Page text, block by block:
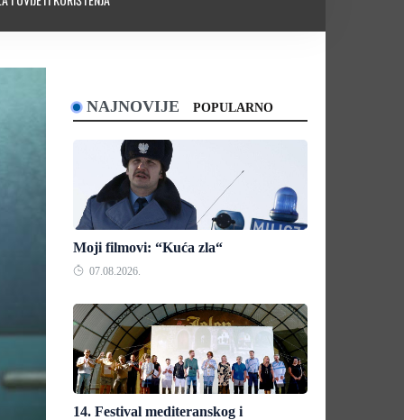
NAJNOVIJE POPULARNO
Moji filmovi: “Kuća zla“
07.08.2026.
14. Festival mediteranskog i